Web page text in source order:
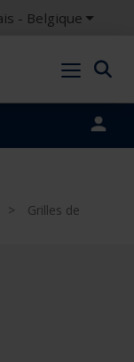
- Belgique
>
Grilles de